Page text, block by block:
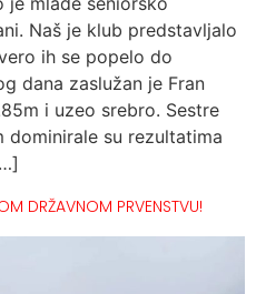
Naš je klub predstavljalo
ih se popelo do
dana zaslužan je Fran
i uzeo srebro. Sestre
dominirale su rezultatima
DRŽAVNOM PRVENSTVU!